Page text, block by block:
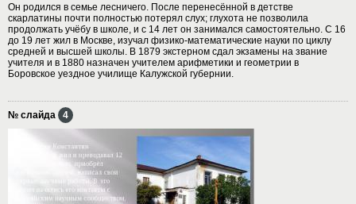
Он родился в семье лесничего. После перенесённой в детстве
скарлатины почти полностью потерял слух; глухота не позволила
продолжать учёбу в школе, и с 14 лет он занимался самостоятельно. С 16
до 19 лет жил в Москве, изучал физико-математические науки по циклу
средней и высшей школы. В 1879 экстерном сдал экзамены на звание
учителя и в 1880 назначен учителем арифметики и геометрии в
Боровское уездное училище Калужской губернии.
№ слайда 4